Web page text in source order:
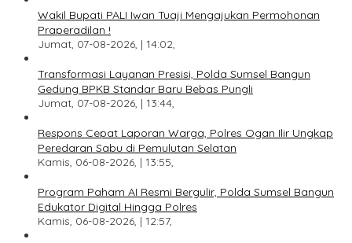
Wakil Bupati PALI Iwan Tuaji Mengajukan Permohonan
Praperadilan !
Jumat, 07-08-2026, | 14:02,
Transformasi Layanan Presisi, Polda Sumsel Bangun
Gedung BPKB Standar Baru Bebas Pungli
Jumat, 07-08-2026, | 13:44,
Respons Cepat Laporan Warga, Polres Ogan Ilir Ungkap
Peredaran Sabu di Pemulutan Selatan
Kamis, 06-08-2026, | 13:55,
Program Paham AI Resmi Bergulir, Polda Sumsel Bangun
Edukator Digital Hingga Polres
Kamis, 06-08-2026, | 12:57,